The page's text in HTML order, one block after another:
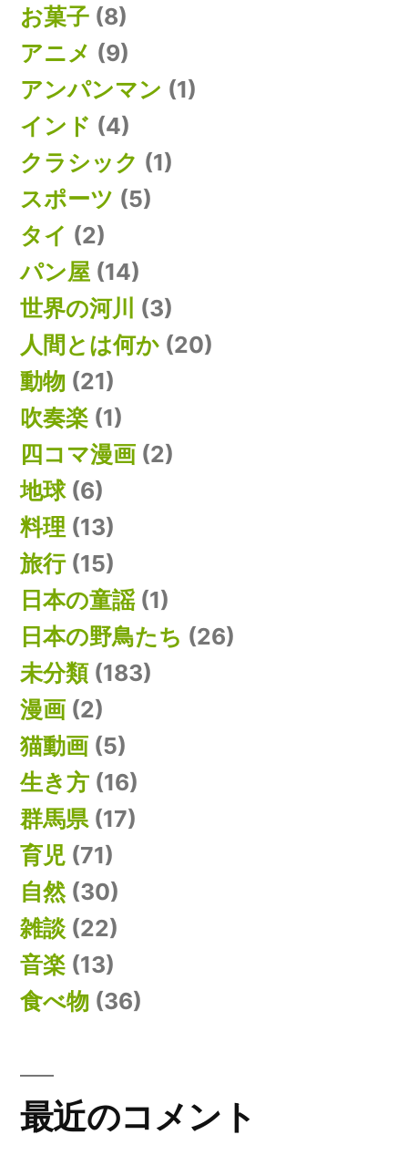
お菓子 (8)
アニメ (9)
アンパンマン (1)
インド (4)
クラシック (1)
スポーツ (5)
タイ (2)
パン屋 (14)
世界の河川 (3)
人間とは何か (20)
動物 (21)
吹奏楽 (1)
四コマ漫画 (2)
地球(6)
料理 (13)
旅行(15)
日本の童謡(1)
日本の野鳥たち (26)
未分類(183)
漫画 (2)
猫動画 (5)
生き方 (16)
群馬県(17)
育児 (71)
自然(30)
雑談 (22)
音楽 (13)
食べ物 (36)
最近のコメント